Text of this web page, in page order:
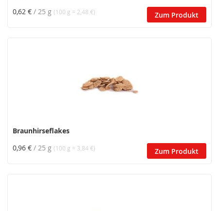
0,62 € / 25 g (100 g = 2,48 €) Zum Produkt
Braunhirseflakes
0,96 € / 25 g (100 g = 3,84 €) Zum Produkt